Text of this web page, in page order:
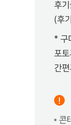
후
(후
* 구
포
간
콘